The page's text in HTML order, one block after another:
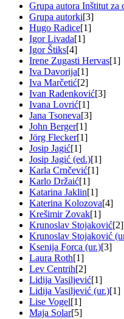
Grupa autora Inštitut za
Grupa autorki[3]
Hugo Radice[1]
Igor Livada[1]
Igor Štiks[4]
Irene Zugasti Hervas[1]
Iva Davorija[1]
Iva Marčetić[2]
Ivan Radenković[3]
Ivana Lovrić[1]
Jana Tsoneva[3]
John Berger[1]
Jörg Flecker[1]
Josip Jagić[1]
Josip Jagić (ed.)[1]
Karla Crnčević[1]
Karlo Držaić[1]
Katarina Jaklin[1]
Katerina Kolozova[4]
Krešimir Zovak[1]
Krunoslav Stojaković[2]
Krunoslav Stojaković
Ksenija Forca (ur.)[3]
Laura Roth[1]
Lev Centrih[2]
Lidija Vasiljević[1]
Lidija Vasiljević (ur.)[1]
Lise Vogel[1]
Maja Solar[5]